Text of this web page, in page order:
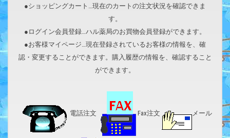
●ショッピングカート…現在のカートの注文状況を確認できま
す。
●ログイン会員登録…ハル薬局のお買物会員登録ができます。
●お客様マイページ…現在登録されているお客様の情報を、確
認・変更することができます。購入履歴の情報を、確認すること
ができます。
電話注文 Fax注文 メール